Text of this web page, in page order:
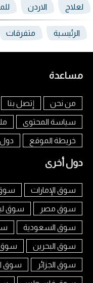
لعلاج الاردن
الرئيسية متفرقات
مساعدة
من نحن إتصل بنا
سياسة المحتوى
خريطة الموقع
دول أخرى
سوق الإمارات
سوق مصر سوق
سوق السعودية
سوق البحرين سوق
سوق الجزائر سوق